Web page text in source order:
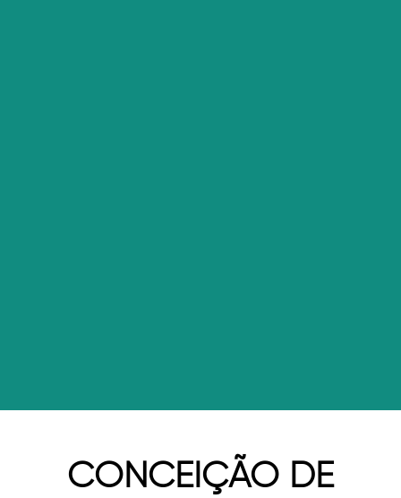
CONCEIÇÃO DE